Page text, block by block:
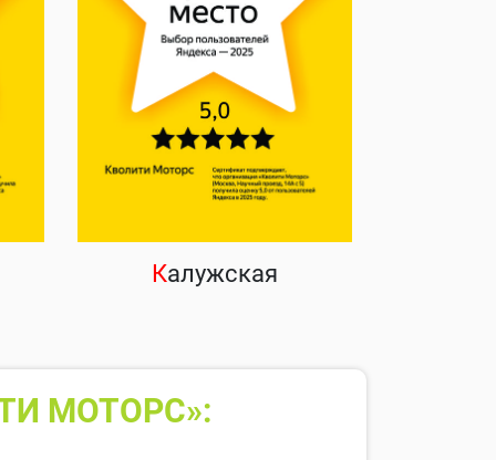
Калужская
МОТОРС»: